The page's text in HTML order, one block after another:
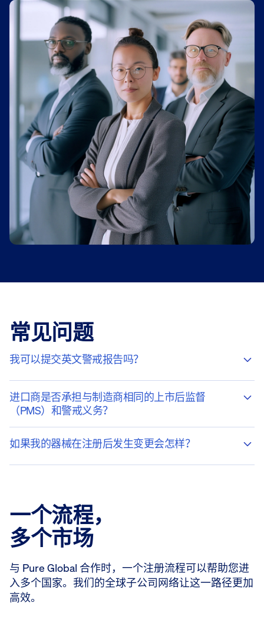
常见问题
我可以提交英文警戒报告吗？
进口商是否承担与制造商相同的上市后监督
（PMS）和警戒义务？
如果我的器械在注册后发生变更会怎样？
一个流程，
多个市场
与 Pure Global 合作时，一个注册流程可以帮助您进
入多个国家。我们的全球子公司网络让这一路径更加
高效。